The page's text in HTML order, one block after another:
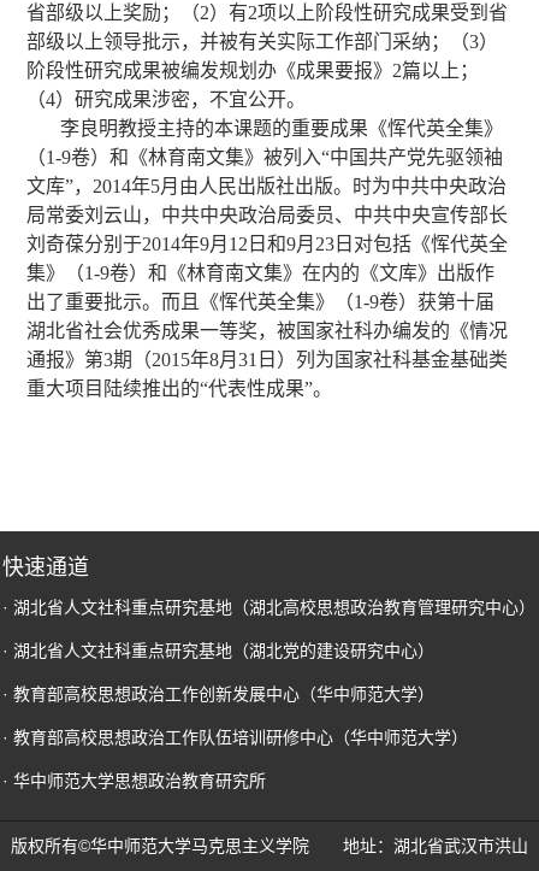
省部级以上奖励；（2）有2项以上阶段性研究成果受到省
部级以上领导批示，并被有关实际工作部门采纳；（3）
阶段性研究成果被编发规划办《成果要报》2篇以上；
（4）研究成果涉密，不宜公开。
李良明教授主持的本课题的重要成果《恽代英全集》
（1-9卷）和《林育南文集》被列入“中国共产党先驱领袖
文库”，2014年5月由人民出版社出版。时为中共中央政治
局常委刘云山，中共中央政治局委员、中共中央宣传部长
刘奇葆分别于2014年9月12日和9月23日对包括《恽代英全
集》（1-9卷）和《林育南文集》在内的《文库》出版作
出了重要批示。而且《恽代英全集》（1-9卷）获第十届
湖北省社会优秀成果一等奖，被国家社科办编发的《情况
通报》第3期（2015年8月31日）列为国家社科基金基础类
重大项目陆续推出的“代表性成果”。
快速通道
· 湖北省人文社科重点研究基地（湖北高校思想政治教育管理研究中心）
· 湖北省人文社科重点研究基地（湖北党的建设研究中心）
· 教育部高校思想政治工作创新发展中心（华中师范大学）
· 教育部高校思想政治工作队伍培训研修中心（华中师范大学）
· 华中师范大学思想政治教育研究所
版权所有©华中师范大学马克思主义学院 地址：湖北省武汉市洪山